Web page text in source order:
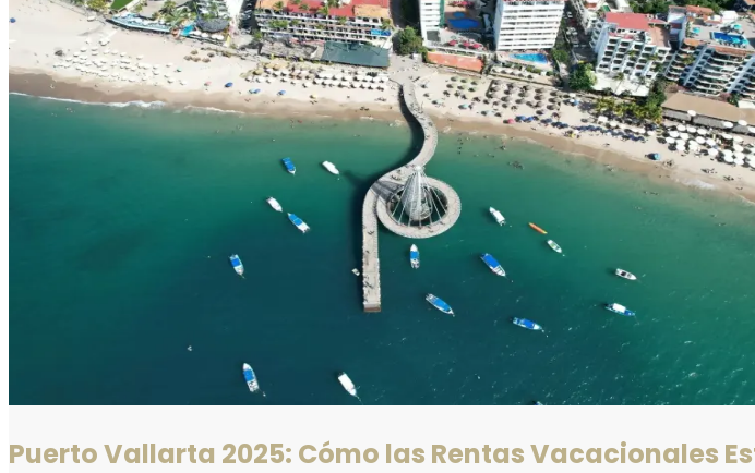
Puerto Vallarta 2025: Cómo las Rentas Vacacionales